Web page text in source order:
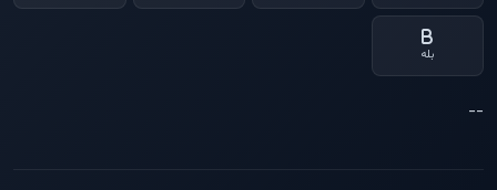
بله
--